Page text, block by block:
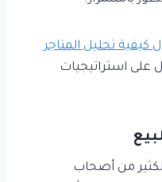
كيفية تحليل المتاجر
على استراتيجيات
من أصحاب